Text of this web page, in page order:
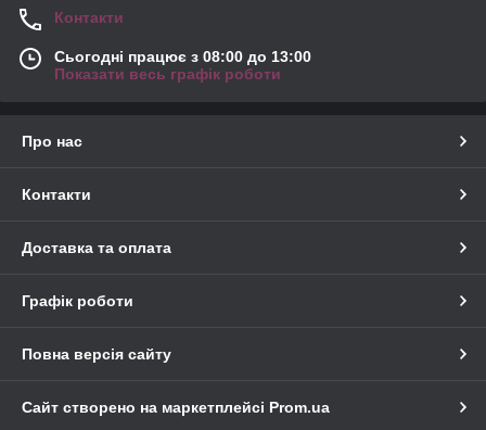
Контакти
Сьогодні працює з 08:00 до 13:00
Показати весь графік роботи
Про нас
Контакти
Доставка та оплата
Графік роботи
Повна версія сайту
Сайт створено на маркетплейсі Prom.ua